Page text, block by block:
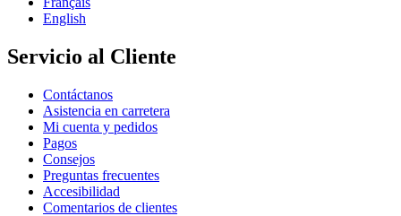
English
Servicio al Cliente
Contáctanos
Asistencia en carretera
Mi cuenta y pedidos
Pagos
Consejos
Preguntas frecuentes
Accesibilidad
Comentarios de clientes